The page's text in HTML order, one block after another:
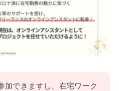
加できますし、在宅ワーク